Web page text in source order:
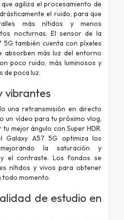
agiliza el procesamiento de
el ruido, para que
más nítidos y menos
nocturnas. El sensor de la
5G también cuenta con píxeles
absorben más luz del entorno
poco ruido, más luminosos y
de poca luz.
vibrantes
una retransmisión en directo
un vídeo para tu próximo vlog,
mejor ángulo con Super HDR.
Galaxy A57 5G optimiza los
la saturación y
el contraste. Los fondos se
nítidos y vivos para obtener
todo momento.
de estudio en